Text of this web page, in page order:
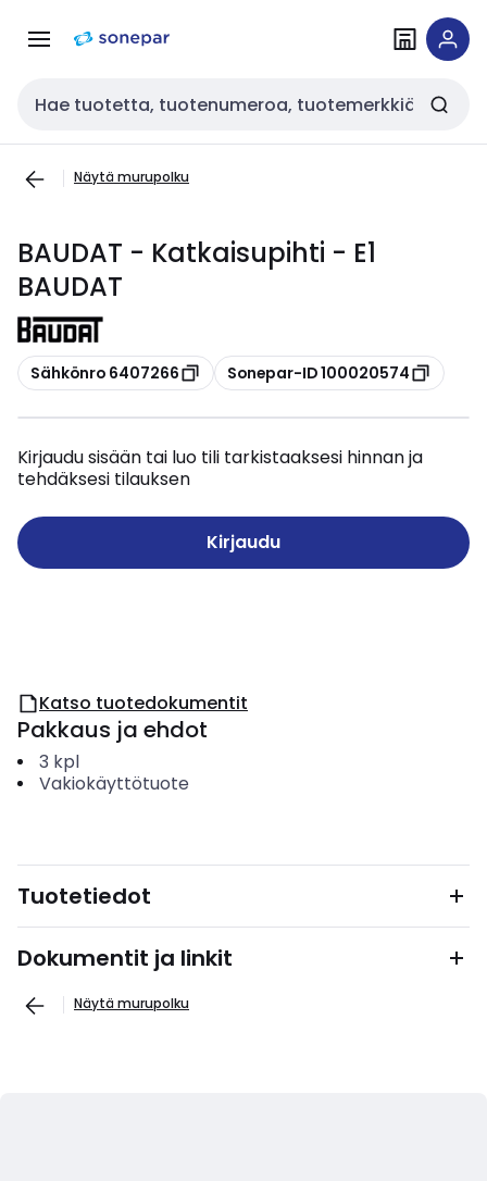
navigointiinsisältöön
Haku
Näytä murupolku
BAUDAT - Katkaisupihti - E1
BAUDAT
Kopioi
Sähkönro 6407266 Kopioi
Sonepar-ID 100020574
Kirjaudu sisään tai luo tili tarkistaaksesi hinnan ja
tehdäksesi tilauksen
Kirjaudu
Katso tuotedokumentit
Pakkaus ja ehdot
3 kpl
Vakiokäyttötuote
Tuotetiedot
Dokumentit ja linkit
Näytä murupolku